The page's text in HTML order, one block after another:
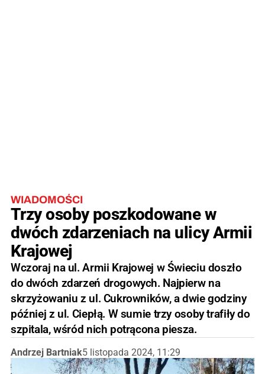
WIADOMOŚCI
Trzy osoby poszkodowane w
dwóch zdarzeniach na ulicy Armii
Krajowej
Wczoraj na ul. Armii Krajowej w Świeciu doszło
do dwóch zdarzeń drogowych. Najpierw na
skrzyżowaniu z ul. Cukrowników, a dwie godziny
później z ul. Ciepłą. W sumie trzy osoby trafiły do
szpitala, wśród nich potrącona piesza.
Andrzej Bartniak5 listopada 2024, 11:29